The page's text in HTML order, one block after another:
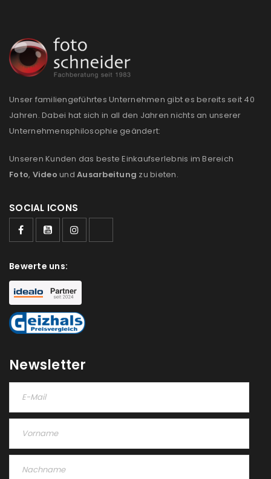
Benutzername oder E-Mail-Adresse
Unser familiengeführtes Unternehmen gibt es bereits seit 40
Jahren. Dabei hat sich in all den Jahren nichts an unserer
Unternehmensphilosophie geändert:
Unseren Kunden das beste Einkaufserlebnis im Bereich
Foto, Video und Ausarbeitung zu bieten.
SOCIAL ICONS
Bewerte uns:
Newsletter